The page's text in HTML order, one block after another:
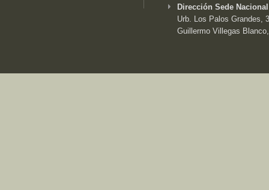
Dirección Sede
Urb. Los Palos Grandes,
Guillermo Villegas